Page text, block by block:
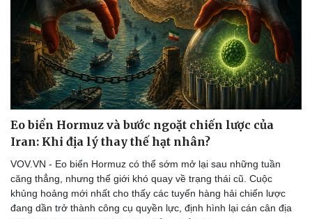
Doanh nghiệp
Thông tin doanh nghiệp
Doanh nghiệp 24h
Vì cộng đồng
Công nghệ
Sành điệu
Tin Công nghệ
Chuyển đổi số
Eo biển Hormuz và bước ngoặt chiến lược của
Iran: Khi địa lý thay thế hạt nhân?
VOV.VN - Eo biển Hormuz có thể sớm mở lại sau những tuần
căng thẳng, nhưng thế giới khó quay về trạng thái cũ. Cuộc
khủng hoảng mới nhất cho thấy các tuyến hàng hải chiến lược
đang dần trở thành công cụ quyền lực, định hình lại cán cân địa